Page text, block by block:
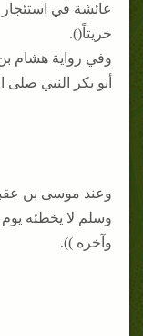
عائشة في استئجار
خريتاً().
وفي رواية هشام
أبو بكر النبي
وعند موسى بن
وسلم لا يخطئه يوم
وآخره )).